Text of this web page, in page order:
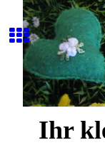
Ihr